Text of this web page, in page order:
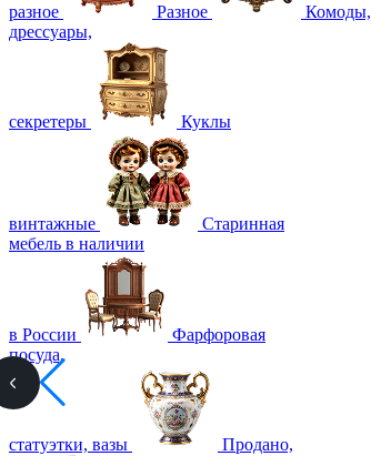
разное Разное
Комоды,
дрессуары,
секретеры Куклы
винтажные
Старинная
мебель в наличии
в России
Фарфоровая
посуда,
статуэтки, вазы Продано,